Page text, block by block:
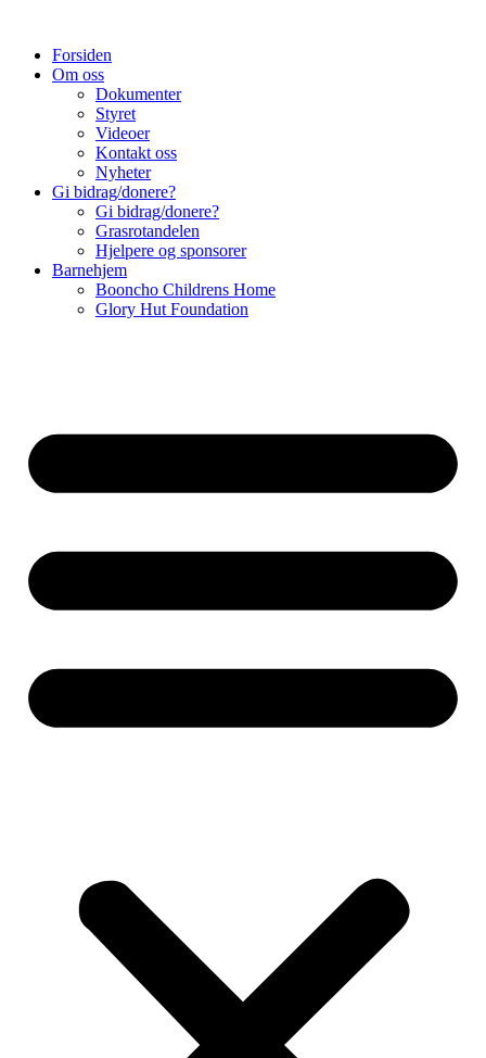
contentForsiden
Om oss
Dokumenter
Styret
Videoer
Kontakt oss
Nyheter
Gi bidrag/donere?
Gi bidrag/donere?
Grasrotandelen
Hjelpere og sponsorer
Barnehjem
Booncho Childrens Home
Glory Hut Foundation